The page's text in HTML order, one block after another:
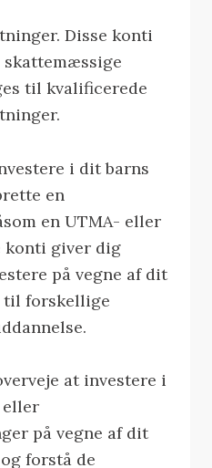
Disse konti
til kvalificerede
i dit barns
en
en UTMA- eller
konti giver dig
på vegne af dit
til forskellige
at investere i
eller
på vegne af dit
forstå de